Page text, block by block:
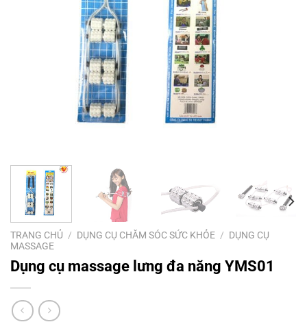
TRANG CHỦ / DỤNG CỤ CHĂM SÓC SỨC KHỎE / DỤNG CỤ
MASSAGE
Dụng cụ massage lưng đa năng YMS01